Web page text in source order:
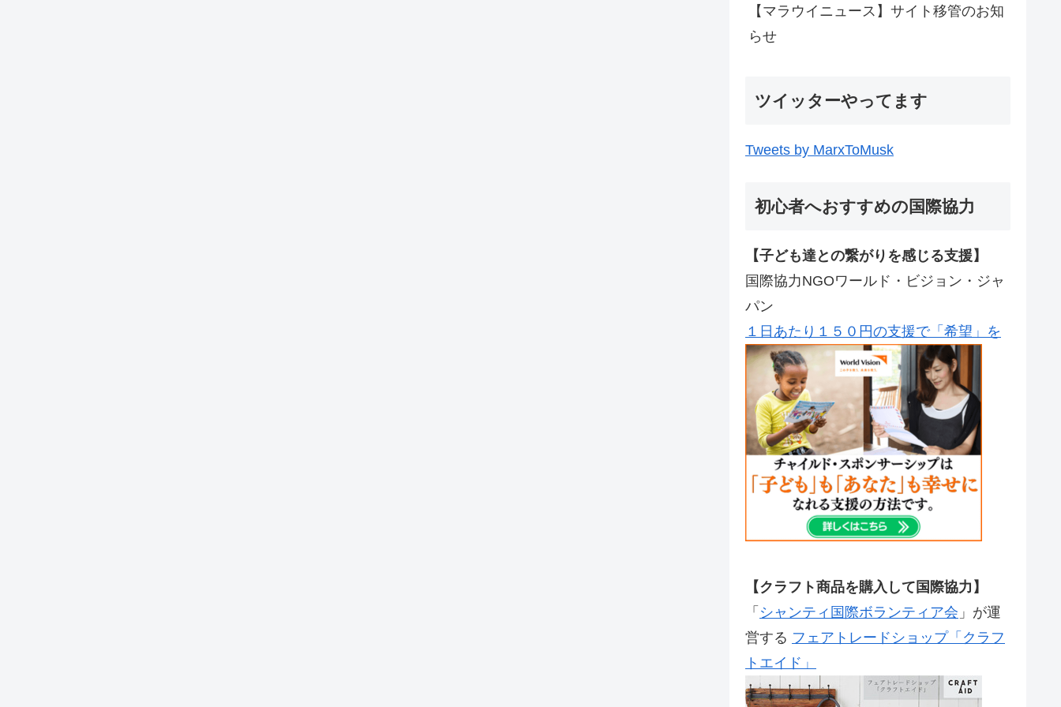
【マラウイニュース】サイト移管のお知
らせ
ツイッターやってます
Tweets by MarxToMusk
初心者へおすすめの国際協力
【子ども達との繋がりを感じる支援】
国際協力NGOワールド・ビジョン・ジャ
パン
１日あたり１５０円の支援で「希望」を
【クラフト商品を購入して国際協力】
「 シャンティ国際ボランティア会 」が運
営する フェアトレードショップ「クラフ
トエイド」